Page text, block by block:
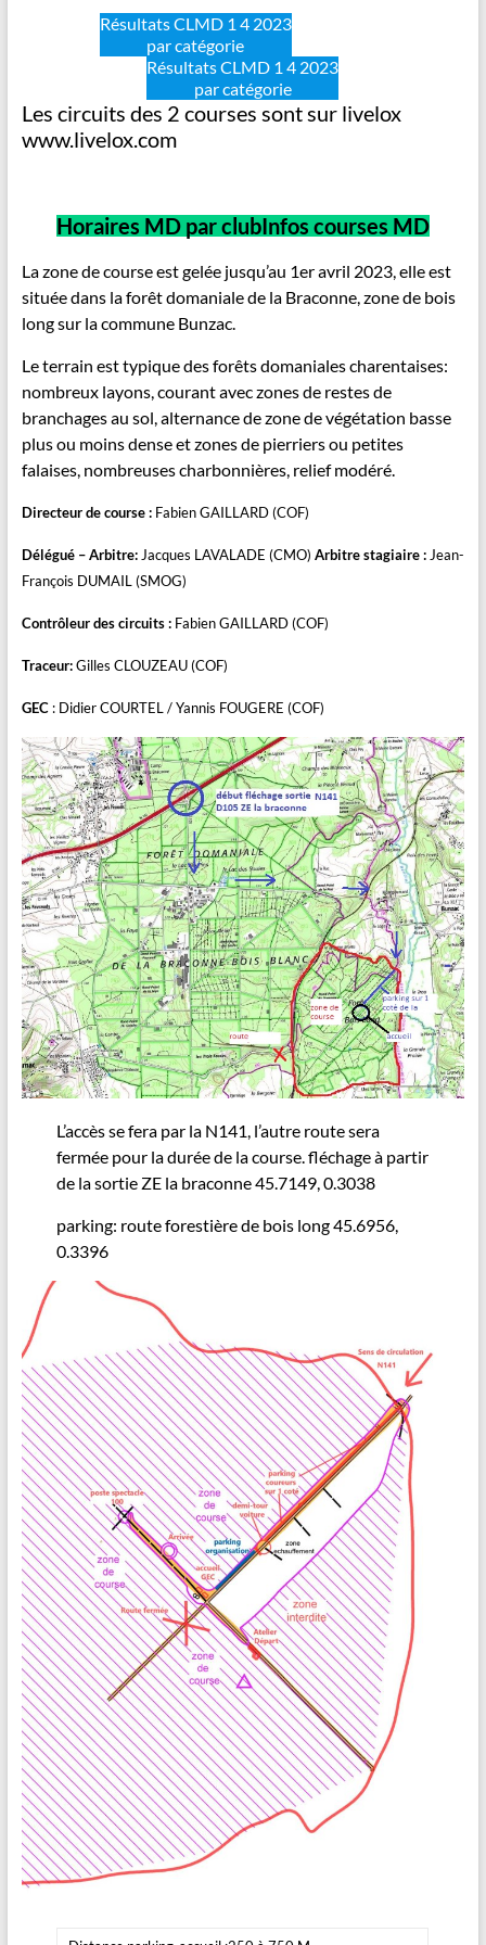
Résultats CLMD 1 4 2023
par catégorie
Résultats CL
Résultats CLMD 1 4 2023
par catégorie
Les circuits des 2 courses sont sur livelox
www.livelox.com
Horaires MD par clubInfos courses MD
La zone de course est gelée jusqu’au 1er avril 2023, elle est
située dans la forêt domaniale de la Braconne, zone de bois
long sur la commune Bunzac.
Le terrain est typique des forêts domaniales charentaises:
nombreux layons, courant avec zones de restes de
branchages au sol, alternance de zone de végétation basse
plus ou moins dense et zones de pierriers ou petites
falaises, nombreuses charbonnières, relief modéré.
Directeur de course :Fabien GAILLARD (COF)
Délégué – Arbitre:Jacques LAVALADE (CMO) Arbitre stagiaire :Jean-
François DUMAIL (SMOG)
Contrôleur des circuits :Fabien GAILLARD (COF)
Traceur:Gilles CLOUZEAU (COF)
GEC : Didier COURTEL / Yannis FOUGERE (COF)
L’accès se fera par la N141, l’autre route sera
fermée pour la durée de la course. fléchage à partir
de la sortie ZE la braconne 45.7149, 0.3038
parking: route forestière de bois long 45.6956,
0.3396